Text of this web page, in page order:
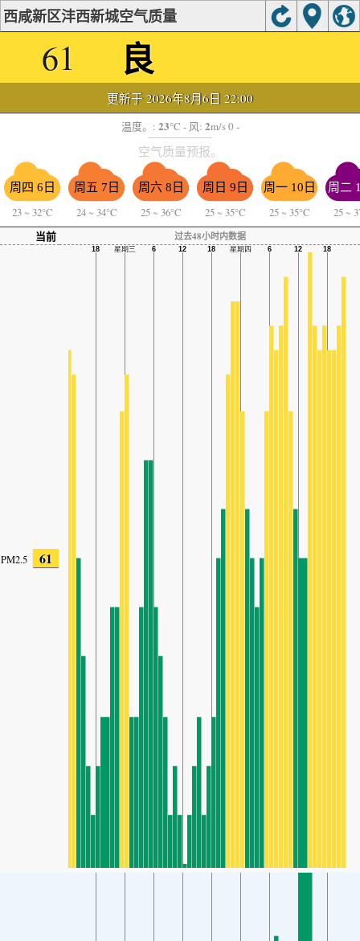
西咸新区沣西新城空气质量
61 良
更新于 2026年8月6日 22:00
温度。: 23°C - 风: 2m/s 0 -
空气质量预报。
周四 6日
23 ~ 32°C
周五 7日
24 ~ 34°C
周六 8日
25 ~ 36°C
周日 9日
25 ~ 35°C
周一 10日
25 ~ 35°C
周二
25 ~
当前
过去48小时内数据
PM2.5 61